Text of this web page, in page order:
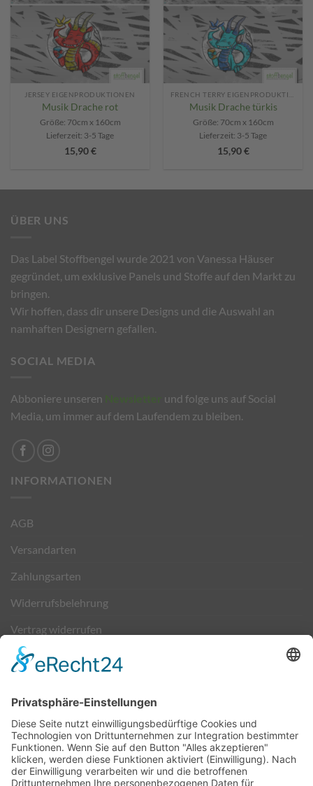
JERSEY EIGENPRODUKTIONEN
Musik Drache rot
Größe: 70cm x 160cm
Lieferzeit: 3-5 Tage
15,90€
Musik Drache türkis
Größe: 70cm x 160cm
Lieferzeit: 3-5 Tage
15,90€
ÜBER UNS
Das Label Stoffbengel wurde 2021 von Vanessa Häuser
gegründet, um exklusive Panels und Stoffe auf den Markt zu
bringen.
Wir hoffen, dass dir unsere Designs und die Auswahl an
namhaften Designern gefallen.
SOCIAL MEDIA
Abboniere unseren
und folge uns auf Social
Media, um immer auf dem Laufendem zu bleiben.
INFORMATIONEN
AGB
Versandarten
Zahlungsarten
Widerrufsbelehrung
Vertrag widerrufen
Kontakt